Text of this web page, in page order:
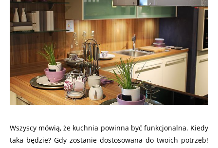
Wszyscy mówią, że kuchnia powinna być funkcjonalna. Kiedy
taka będzie? Gdy zostanie dostosowana do twoich potrzeb!